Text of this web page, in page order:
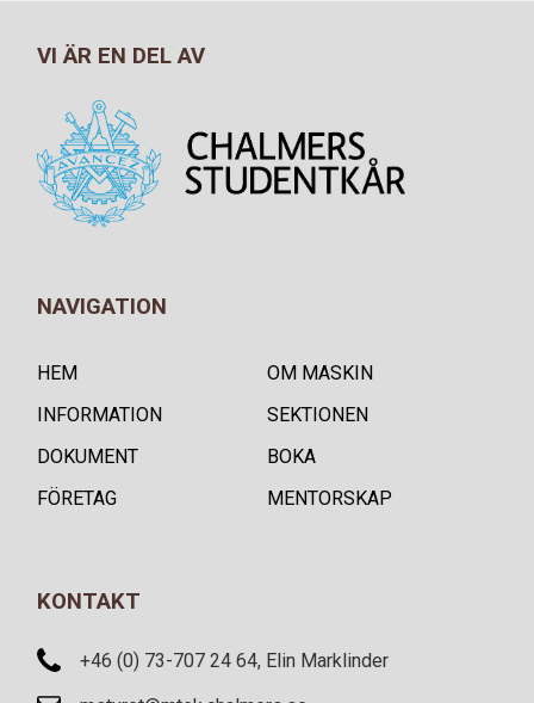
VI ÄR EN DEL AV
NAVIGATION
HEM
OM MASKIN
INFORMATION
SEKTIONEN
DOKUMENT
BOKA
FÖRETAG
MENTORSKAP
KONTAKT
+46 (0) 73-707 24 64, Elin Marklinder